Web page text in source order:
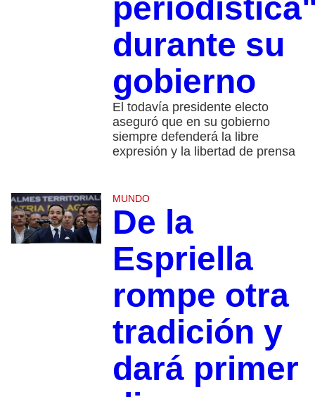
durante su
gobierno
El todavía presidente electo
aseguró que en su gobierno
siempre defenderá la libre
expresión y la libertad de prensa
MUNDO
De la
Espriella
rompe otra
tradición y
dará primer